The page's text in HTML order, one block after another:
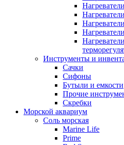
Инструменты и
Сачки
Сифоны
Бутыли и емкости
Прочие
Скребки
Морской аквариум
Соль морская
Marine Life
Prime